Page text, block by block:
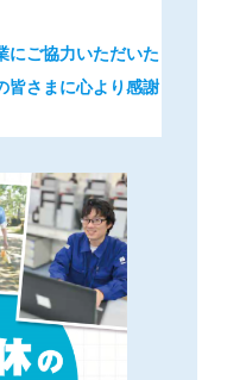
にご協力いただいた
皆さまに心より感謝